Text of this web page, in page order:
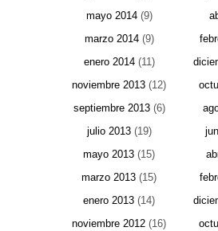
mayo 2014(9)
marzo 2014(9)
enero 2014(11)
noviembre 2013 (12)
septiembre 2013(6)
julio 2013(19)
mayo 2013 (15)
marzo 2013 (15)
enero 2013 (14)
noviembre 2012 (16)